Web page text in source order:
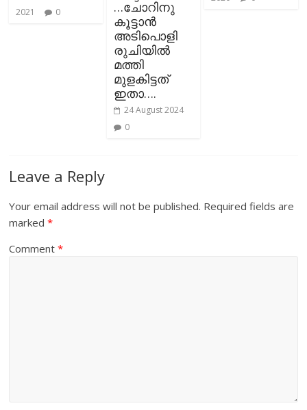
2021
0
…ചോറിനു
കൂട്ടാൻ
അടിപൊളി
രുചിയിൽ
മത്തി
മുളകിട്ടത്
ഇതാ….
24 August 2024
0
Leave a Reply
Your email address will not be published. Required fields are
marked*
Comment*